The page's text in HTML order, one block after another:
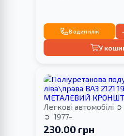
В один клік
У
Легкові автомобілі
1977-
230.00 грн